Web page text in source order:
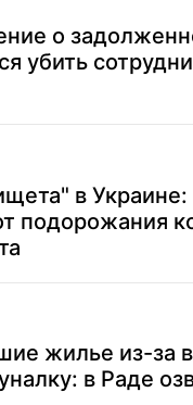
о
убить
в
подорожания
жилье из-за
в Раде